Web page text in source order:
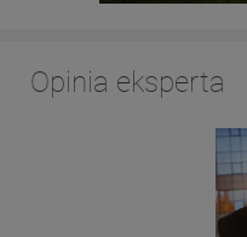
Opinia eksperta